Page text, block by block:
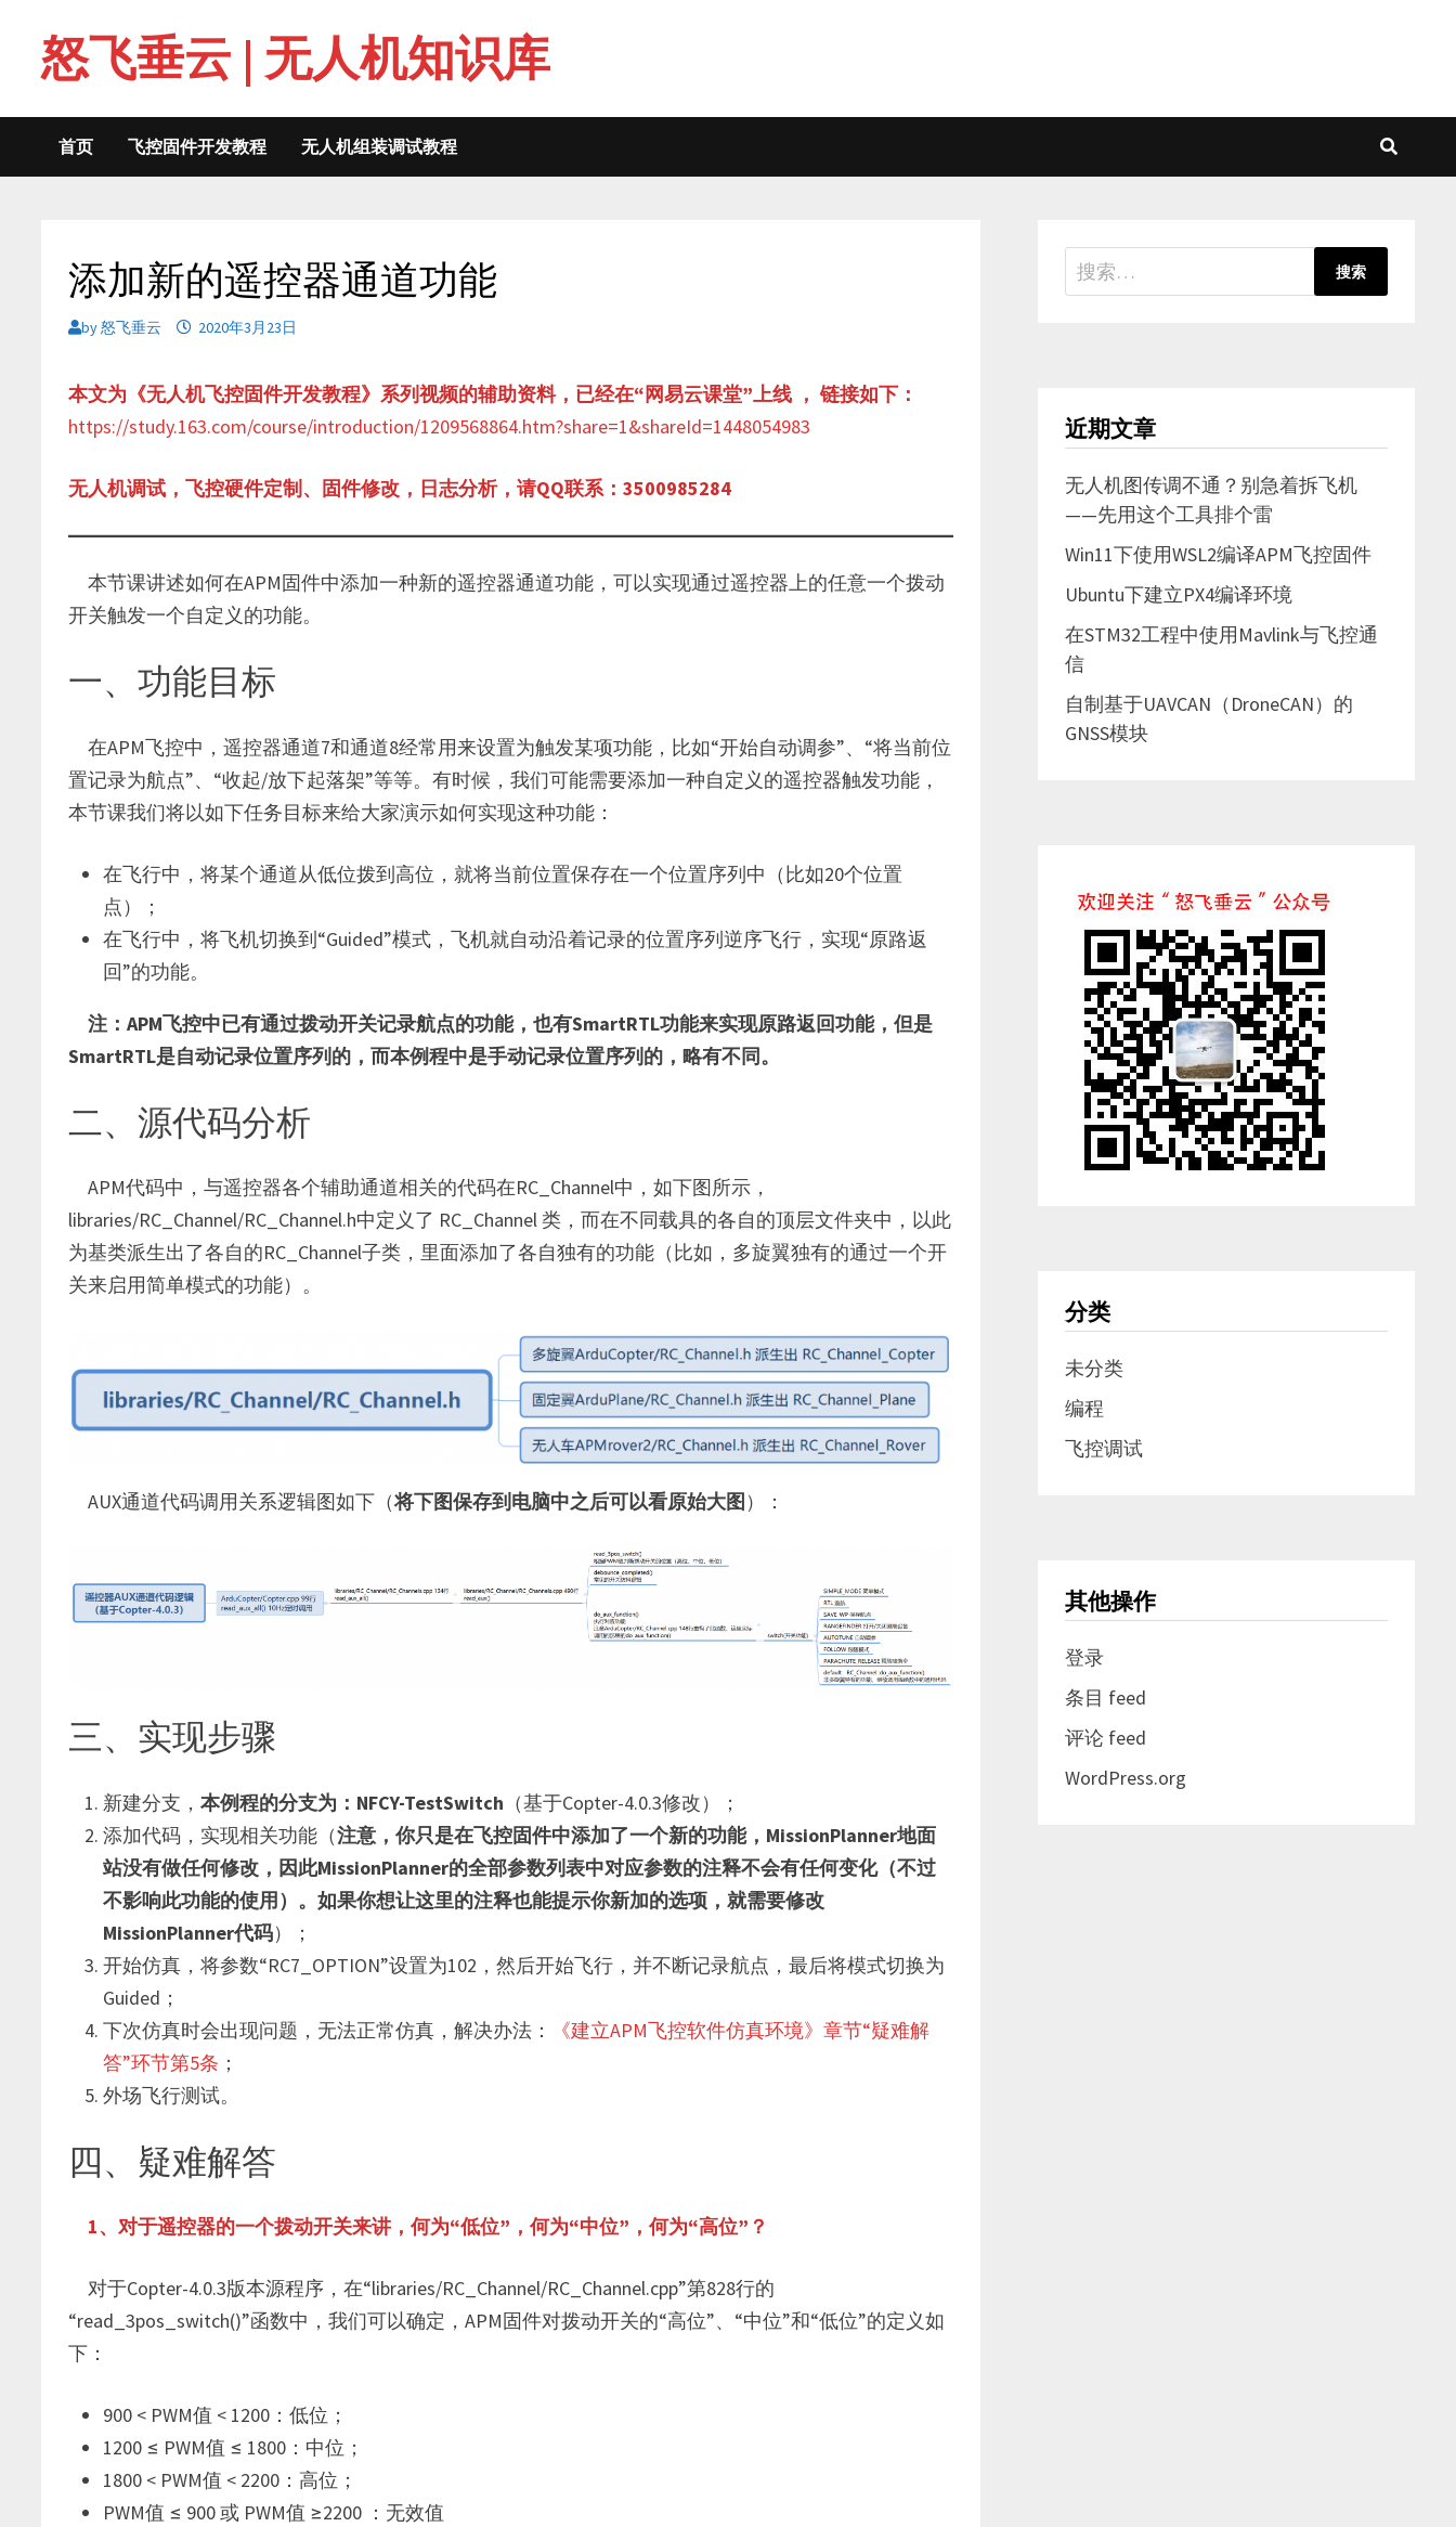
content怒飞垂云 | 无人机知识库
首页 飞控固件开发教程 无人机组装调试教程
添加新的遥控器通道功能
by怒飞垂云 2020年3月23日
本文为《无人机飞控固件开发教程》系列视频的辅助资料，已经在“网易云课堂”上线 ， 链接如下：
https://study.163.com/course/introduction/1209568864.htm?share=1&shareId=1448054983
无人机调试，飞控硬件定制、固件修改，日志分析，请QQ联系：3500985284
本节课讲述如何在APM固件中添加一种新的遥控器通道功能，可以实现通过遥控器上的任意一个拨动
开关触发一个自定义的功能。
一、功能目标
在APM飞控中，遥控器通道7和通道8经常用来设置为触发某项功能，比如“开始自动调参”、“将当前位
置记录为航点”、“收起/放下起落架”等等。有时候，我们可能需要添加一种自定义的遥控器触发功能，
本节课我们将以如下任务目标来给大家演示如何实现这种功能：
在飞行中，将某个通道从低位拨到高位，就将当前位置保存在一个位置序列中（比如20个位置
点）；
在飞行中，将飞机切换到“Guided”模式，飞机就自动沿着记录的位置序列逆序飞行，实现“原路返
回”的功能。
注：APM飞控中已有通过拨动开关记录航点的功能，也有SmartRTL功能来实现原路返回功能，但是
SmartRTL是自动记录位置序列的，而本例程中是手动记录位置序列的，略有不同。
二、源代码分析
APM代码中，与遥控器各个辅助通道相关的代码在RC_Channel中，如下图所示，
libraries/RC_Channel/RC_Channel.h中定义了 RC_Channel 类，而在不同载具的各自的顶层文件夹中，以此
为基类派生出了各自的RC_Channel子类，里面添加了各自独有的功能（比如，多旋翼独有的通过一个开
关来启用简单模式的功能）。
AUX通道代码调用关系逻辑图如下（将下图保存到电脑中之后可以看原始大图）：
三、实现步骤
新建分支，本例程的分支为：NFCY-TestSwitch （基于Copter-4.0.3修改）；
添加代码，实现相关功能（注意，你只是在飞控固件中添加了一个新的功能，MissionPlanner地面
站没有做任何修改，因此MissionPlanner的全部参数列表中对应参数的注释不会有任何变化（不过
不影响此功能的使用）。如果你想让这里的注释也能提示你新加的选项，就需要修改
MissionPlanner代码）；
开始仿真，将参数“RC7_OPTION”设置为102，然后开始飞行，并不断记录航点，最后将模式切换为
Guided；
下次仿真时会出现问题，无法正常仿真，解决办法：
《建立APM飞控软件仿真环境》章节“疑难解
答”环节第5条 ；
外场飞行测试。
四、疑难解答
1、对于遥控器的一个拨动开关来讲，何为“低位”，何为“中位”，何为“高位”？
对于Copter-4.0.3版本源程序，在“libraries/RC_Channel/RC_Channel.cpp”第828行的
“read_3pos_switch()”函数中，我们可以确定，APM固件对拨动开关的“高位”、“中位”和“低位”的定义如
下：
900 < PWM值 < 1200：低位；
1200 ≤ PWM值 ≤ 1800：中位；
1800 < PWM值 < 2200：高位；
PWM值 ≤ 900 或 PWM值 ≥2200 ：无效值
搜
索：
近期文章
无人机图传调不通？别急着拆飞机
——先用这个工具排个雷
Win11下使用WSL2编译APM飞控固件
Ubuntu下建立PX4编译环境
在STM32工程中使用Mavlink与飞控通
信
自制基于UAVCAN（DroneCAN）的
GNSS模块
分类
未分类
编程
飞控调试
其他操作
登录
条目 feed
评论 feed
WordPress.org